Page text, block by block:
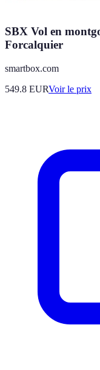
SBX Vol en
Forcalquier
smartbox.com
549.8 EURVoir le prix